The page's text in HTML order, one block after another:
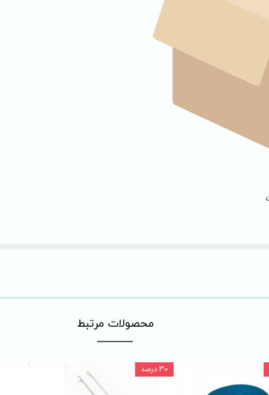
۳۰ درصد
​محصولات مرتبط